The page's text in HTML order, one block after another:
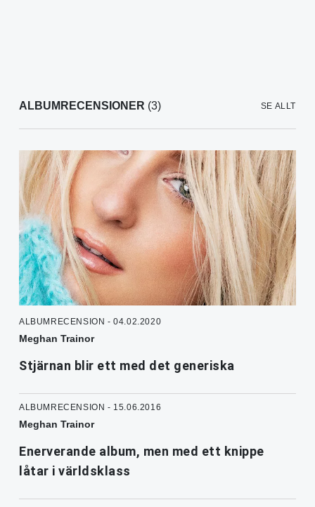
ALBUMRECENSIONER (3) SE ALLT
ALBUMRECENSION - 04.02.2020
Meghan Trainor
Stjärnan blir ett med det generiska
ALBUMRECENSION - 15.06.2016
Meghan Trainor
Enerverande album, men med ett knippe
låtar i världsklass